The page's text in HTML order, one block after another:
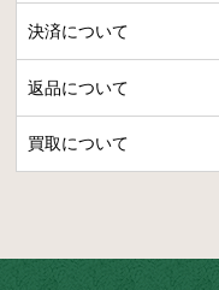
決済について
返品について
買取について